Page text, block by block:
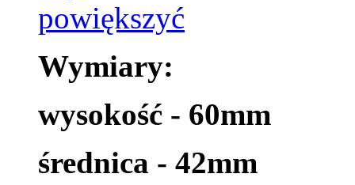
Wymiary:
wysokość - 60mm
średnica - 42mm